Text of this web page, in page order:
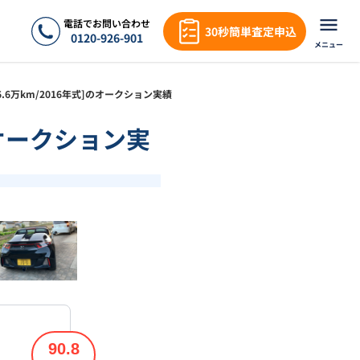
電話でお問い合わせ
0120-926-901 30秒簡単査定申込
メニュー
万km/2016年式]のオークション実績
クション実
1/17
90.8